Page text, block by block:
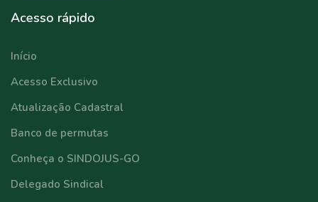
Acesso rápido
Início
Acesso Exclusivo
Atualização Cadastral
Banco de permutas
Conheça o SINDOJUS-GO
Delegado Sindical